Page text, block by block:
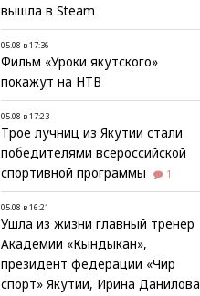
вышла в Steam
05.08 в 17:36
Фильм «Уроки якутского»
покажут на НТВ
05.08 в 17:23
Трое лучниц из Якутии стали
победителями всероссийской
спортивной программы
1
05.08 в 16:21
Ушла из жизни главный тренер
Академии «Кындыкан»,
президент федерации «Чир
спорт» Якутии, Ирина Данилова